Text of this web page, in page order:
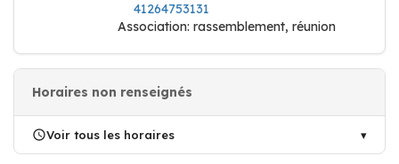
41264753131
Association: rassemblement, réunion
Horaires non renseignés
Voir tous les horaires